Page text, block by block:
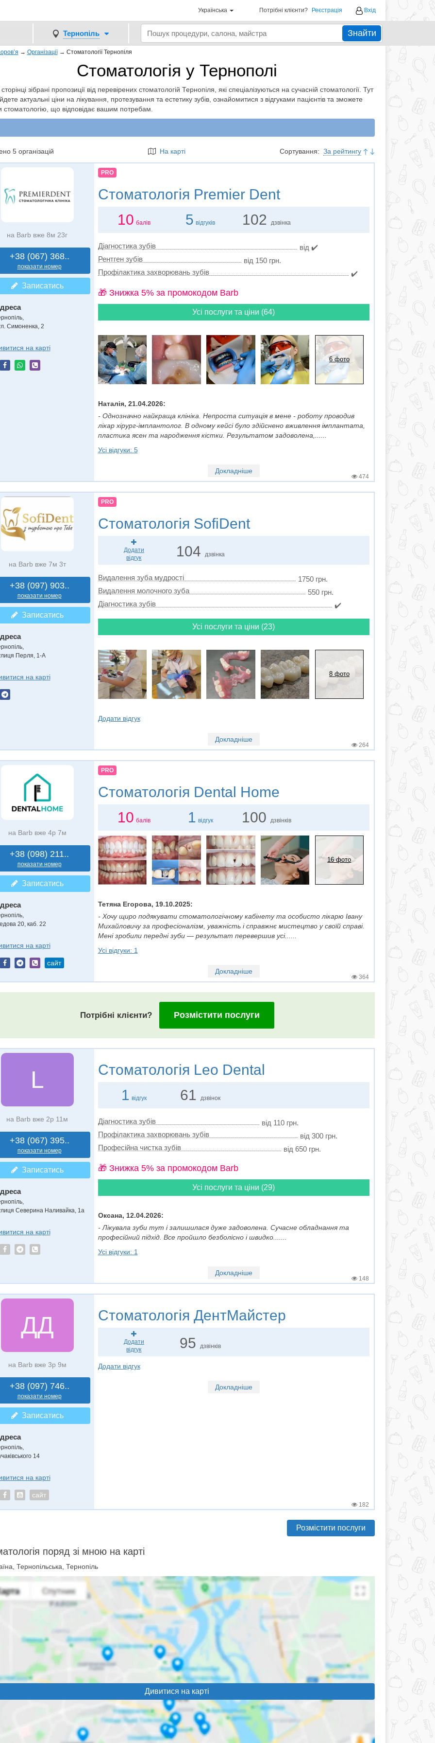
Українська Потрібні клієнти? Реєстрація Вхід
Тернопіль Знайти
→ Організації → Стоматології Тернопіля
Стоматологія у Тернополі
зібрані пропозиції від перевірених стоматологій Тернопіля, які спеціалізуються на сучасній стоматології. Тут
актуальні ціни на лікування, протезування та естетику зубів, ознайомитися з відгуками пацієнтів та зможете
стоматологію, що відповідає вашим потребам.
5 організацій На карті Сортування: За рейтингу
на Barb вже 8м 23г
+38 (067) 368..
показати номер
Записатись
Симоненка, 2
на карті
PRO
Стоматологія Premier Dent
10 балів 5 відгуків 102 дзвінка
Діагностика зубів
від ✔️
Рентген зубів
від 150 грн.
Профілактика захворювань зубів
✔️
🎁 Знижка 5% за промокодом Barb
Усі послуги та ціни (64)
6 фото
Наталія, 21.04.2026:
- Однозначно найкраща клініка. Непроста ситуація в мене - роботу проводив
лікар хірург-імплантолог. В одному кейсі було здійснено вживлення імплантата,
пластика ясен та народження кістки. Результатом задоволена,......
Усі відгуки: 5
Докладніше
474
на Barb вже 7м 3т
+38 (097) 903..
показати номер
Записатись
Перля, 1-А
на карті
PRO
Стоматологія SofiDent
Додати
відгук
104 дзвінка
Видалення зуба мудрості
1750 грн.
Видалення молочного зуба
550 грн.
Діагностика зубів
✔️
Усі послуги та ціни (23)
8 фото
Додати відгук
Докладніше
264
на Barb вже 4р 7м
+38 (098) 211..
показати номер
Записатись
20, каб. 22
на карті
сайт
PRO
Стоматологія Dental Home
10 балів 1 відгук 100 дзвінків
16 фото
Тетяна Егорова, 19.10.2025:
- Хочу щиро подякувати стоматологічному кабінету та особисто лікарю Івану
Михайловичу за професіоналізм, уважність і справжнє мистецтво у своїй справі.
Мені зробили передні зуби — результат перевершив усі......
Усі відгуки: 1
Докладніше
364
Потрібні клієнти? Розмістити послуги
L
на Barb вже 2р 11м
+38 (067) 395..
показати номер
Записатись
Северина Наливайка, 1а
на карті
Стоматологія Leo Dental
1 відгук 61 дзвінок
Діагностика зубів
від 110 грн.
Профілактика захворювань зубів
від 300 грн.
Професійна чистка зубів
від 650 грн.
🎁 Знижка 5% за промокодом Barb
Усі послуги та ціни (29)
Оксана, 12.04.2026:
- Лікувала зуби тут і залишилася дуже задоволена. Сучасне обладнання та
професійний підхід. Все пройшло безболісно і швидко.......
Усі відгуки: 1
Докладніше
148
ДД
на Barb вже 3р 9м
+38 (097) 746..
показати номер
Записатись
14
на карті
сайт
Стоматологія ДентМайстер
Додати
відгук
95 дзвінків
Додати відгук
Докладніше
182
Розмістити послуги
поряд зі мною на карті
Тернопільська, Тернопіль
Дивитися на карті